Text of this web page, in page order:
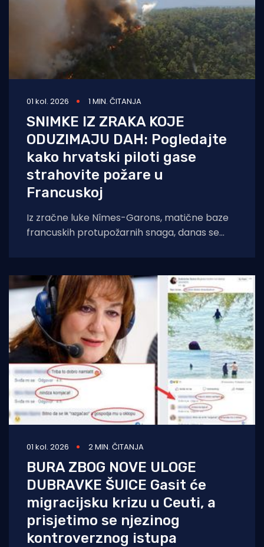
01 kol. 2026 1 MIN. ČITANJA
SNIMKE IZ ZRAKA KOJE
ODUZIMAJU DAH: Pogledajte
kako hrvatski piloti gase
strahovite požare u
Francuskoj
Iz zračne luke Nîmes-Garons, matične baze
francuskih protupožarnih snaga, danas se
01 kol. 2026 2 MIN. ČITANJA
BURA ZBOG NOVE ULOGE
DUBRAVKE ŠUICE Gasit će
migracijsku krizu u Ceuti, a
prisjetimo se njezinog
kontroverznog istupa